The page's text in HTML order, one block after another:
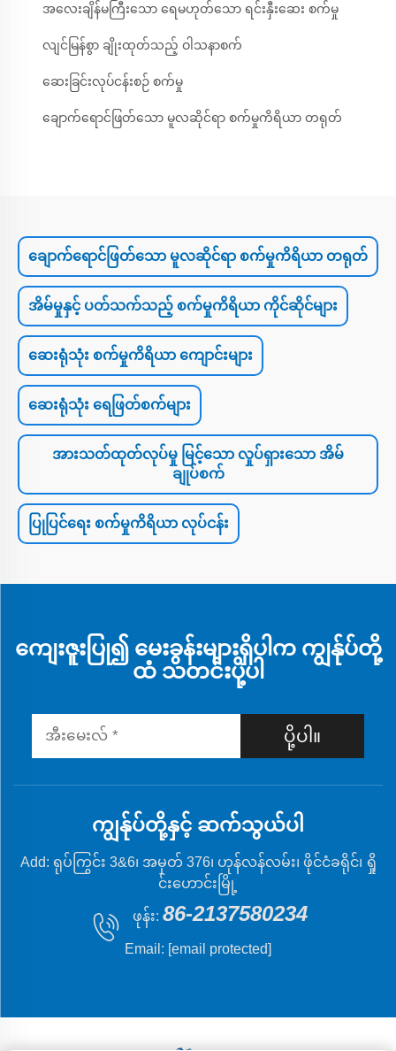
အလေးချိန်မကြီးသော ရေမဟုတ်သော ရင်းနှီးဆေး စက်မှု
လျင်မြန်စွာ ချိုးထုတ်သည့် ဝါသနာစက်
ဆေးခြင်းလုပ်ငန်းစဉ် စက်မှု
ချောက်ရောင်ဖြတ်သော မူလဆိုင်ရာ စက်မှုကိရိယာ တရုတ်
ချောက်ရောင်ဖြတ်သော မူလဆိုင်ရာ စက်မှုကိရိယာ တရုတ်
အိမ်မှုနှင့် ပတ်သက်သည့် စက်မှုကိရိယာ ကိုင်ဆိုင်များ
ဆေးရုံသုံး စက်မှုကိရိယာ ကျောင်းများ
ဆေးရုံသုံး ရေဖြတ်စက်များ
အားသတ်ထုတ်လုပ်မှု မြင့်သော လှုပ်ရှားသော အိမ်
ချုပ်စက်
ပြုပြင်ရေး စက်မှုကိရိယာ လုပ်ငန်း
ကျေးဇူးပြု၍ မေးခွန်းများရှိပါက ကျွန်ုပ်တို့
ထံ သတင်းပို့ပါ
ပို့ပါ။
ကျွန်ုပ်တို့နှင့် ဆက်သွယ်ပါ
Add: ရုပ်ကြွင်း 3&6၊ အမှတ် 376၊ ဟုန်လန်လမ်း၊ ဖိုင်ငံခရိုင်၊ ရှို
င်းဟောင်းမြို့
ဖုန်း: 86-2137580234
Email: [email protected]